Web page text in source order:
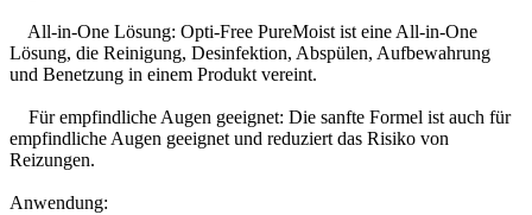
All-in-One Lösung: Opti-Free PureMoist ist eine All-in-One
Lösung, die Reinigung, Desinfektion, Abspülen, Aufbewahrung
und Benetzung in einem Produkt vereint.
Für empfindliche Augen geeignet: Die sanfte Formel ist auch für
empfindliche Augen geeignet und reduziert das Risiko von
Reizungen.
Anwendung: